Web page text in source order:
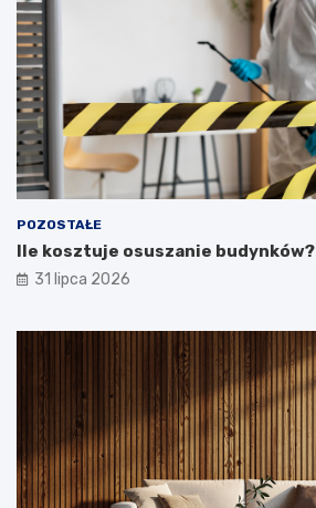
POZOSTAŁE
Ile kosztuje osuszanie budynków?
31 lipca 2026